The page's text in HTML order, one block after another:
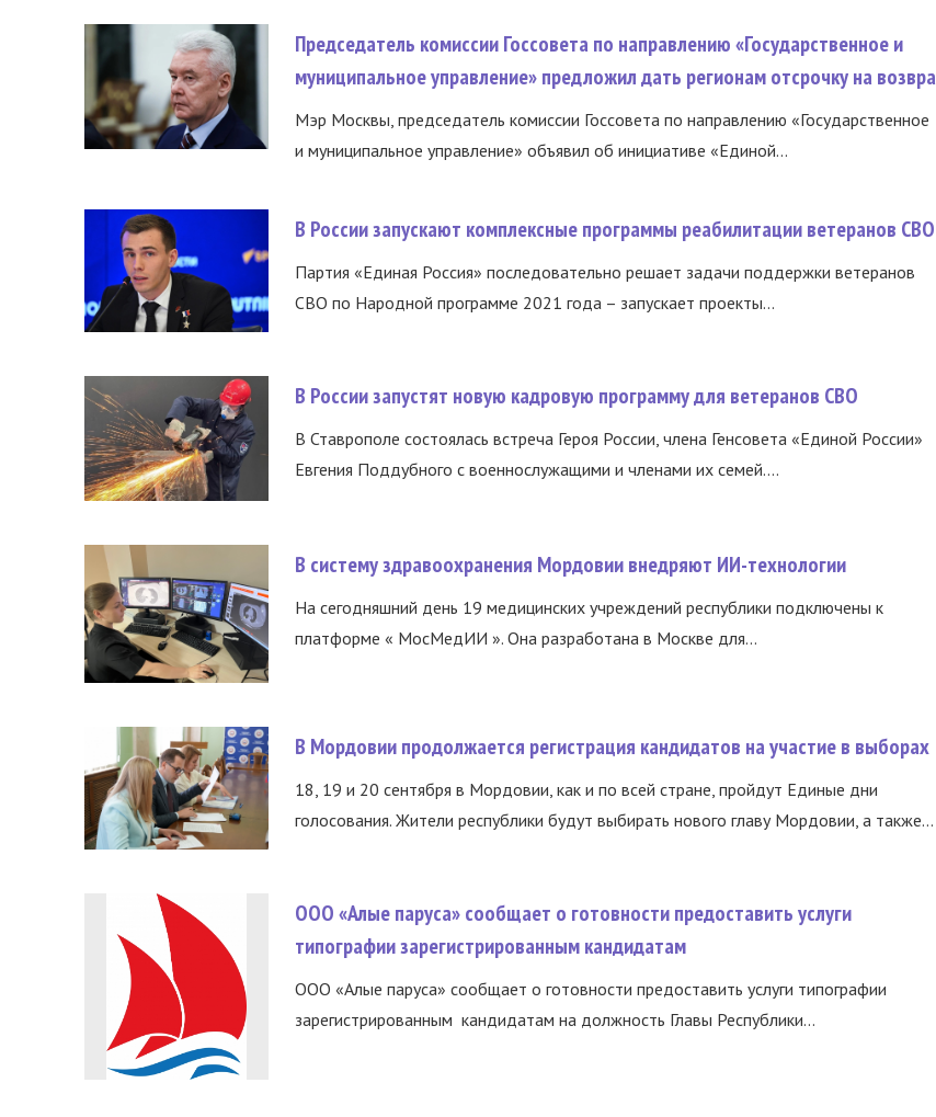
Председатель комиссии Госсовета по направлению «Государственное и
муниципальное управление» предложил дать регионам отсрочку на возвра
Мэр Москвы, председатель комиссии Госсовета по направлению «Государственное
и муниципальное управление» объявил об инициативе «Единой...
В России запускают комплексные программы реабилитации ветеранов СВО
Партия «Единая Россия» последовательно решает задачи поддержки ветеранов
СВО по Народной программе 2021 года – запускает проекты...
В России запустят новую кадровую программу для ветеранов СВО
В Ставрополе состоялась встреча Героя России, члена Генсовета «Единой России»
Евгения Поддубного с военнослужащими и членами их семей....
В систему здравоохранения Мордовии внедряют ИИ-технологии
На сегодняшний день 19 медицинских учреждений республики подключены к
платформе « МосМедИИ ». Она разработана в Москве для...
В Мордовии продолжается регистрация кандидатов на участие в выборах
18, 19 и 20 сентября в Мордовии, как и по всей стране, пройдут Единые дни
голосования. Жители республики будут выбирать нового главу Мордовии, а также...
ООО «Алые паруса» сообщает о готовности предоставить услуги
типографии зарегистрированным кандидатам
ООО «Алые паруса» сообщает о готовности предоставить услуги типографии
зарегистрированным кандидатам на должность Главы Республики...